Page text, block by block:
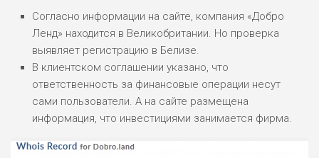
Согласно информации на сайте, компания «Добро
Ленд» находится в Великобритании. Но проверка
выявляет регистрацию в Белизе.
В клиентском соглашении указано, что
ответственность за финансовые операции несут
сами пользователи. А на сайте размещена
информация, что инвестициями занимается фирма.